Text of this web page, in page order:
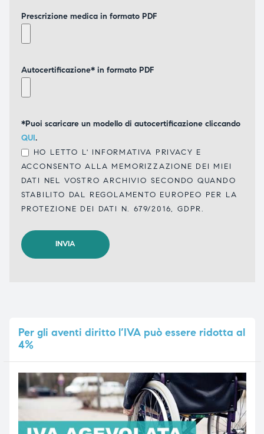
Prescrizione medica in formato PDF
Autocertificazione* in formato PDF
*Puoi scaricare un modello di autocertificazione cliccando
QUI.
HO LETTO L' INFORMATIVA PRIVACY E
ACCONSENTO ALLA MEMORIZZAZIONE DEI MIEI
DATI NEL VOSTRO ARCHIVIO SECONDO QUANDO
STABILITO DAL REGOLAMENTO EUROPEO PER LA
PROTEZIONE DEI DATI N. 679/2016, GDPR.
Pergli aventi diritto l’IVA può essere ridotta al
4%